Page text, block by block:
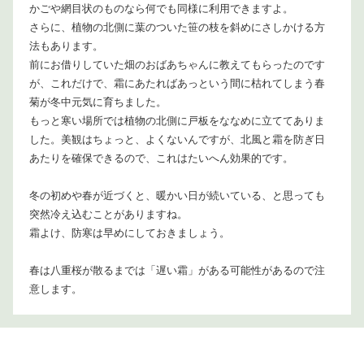
かごや網目状のものなら何でも同様に利用できますよ。
さらに、植物の北側に葉のついた笹の枝を斜めにさしかける方
法もあります。
前にお借りしていた畑のおばあちゃんに教えてもらったのです
が、これだけで、霜にあたればあっという間に枯れてしまう春
菊が冬中元気に育ちました。
もっと寒い場所では植物の北側に戸板をななめに立ててありま
した。美観はちょっと、よくないんですが、北風と霜を防ぎ日
あたりを確保できるので、これはたいへん効果的です。
冬の初めや春が近づくと、暖かい日が続いている、と思っても
突然冷え込むことがありますね。
霜よけ、防寒は早めにしておきましょう。
春は八重桜が散るまでは「遅い霜」がある可能性があるので注
意します。